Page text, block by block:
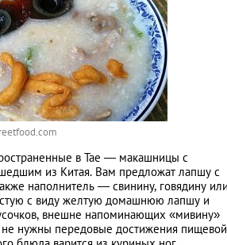
в Тае — макашницы с
из Китая. Вам предложат лапшу с
наполнитель ― свинину, говядину
с виду желтую домашнюю лапшу и
внешне напоминающих «мивину»
нужны передовые достижения пищевой